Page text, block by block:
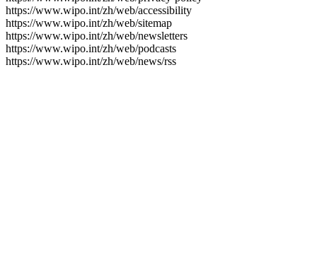
https://www.wipo.int/zh/web/accessibility
https://www.wipo.int/zh/web/sitemap
https://www.wipo.int/zh/web/newsletters
https://www.wipo.int/zh/web/podcasts
https://www.wipo.int/zh/web/news/rss